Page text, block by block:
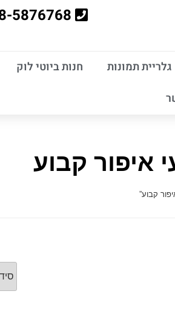
5876768
גלריית תמונות
חנות ביוטי לוק
איפור קבוע
קבוע”